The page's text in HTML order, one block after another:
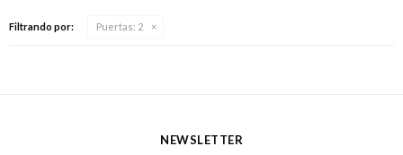
Filtrando por: Puertas: 2
NEWSLETTER